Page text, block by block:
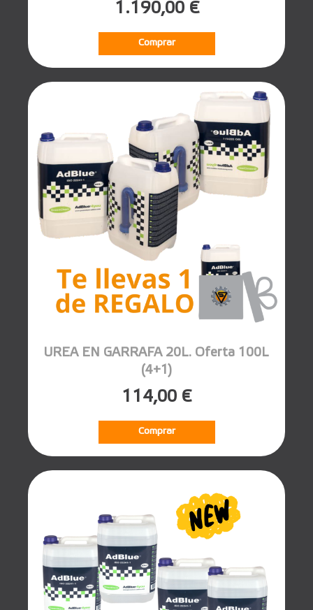
1.190,00 €
Comprar
UREA EN GARRAFA 20L. Oferta 100L
(4+1)
114,00 €
Comprar